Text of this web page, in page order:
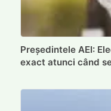
Președintele AEI:
exact atunci când